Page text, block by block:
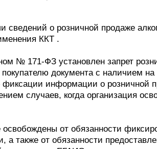
сведений о розничной продаже
ККТ .
№ 171-ФЗ установлен запрет
документа с наличием
информации о розничной
случаев, когда организация
освобождены от обязанности
а также от обязанности